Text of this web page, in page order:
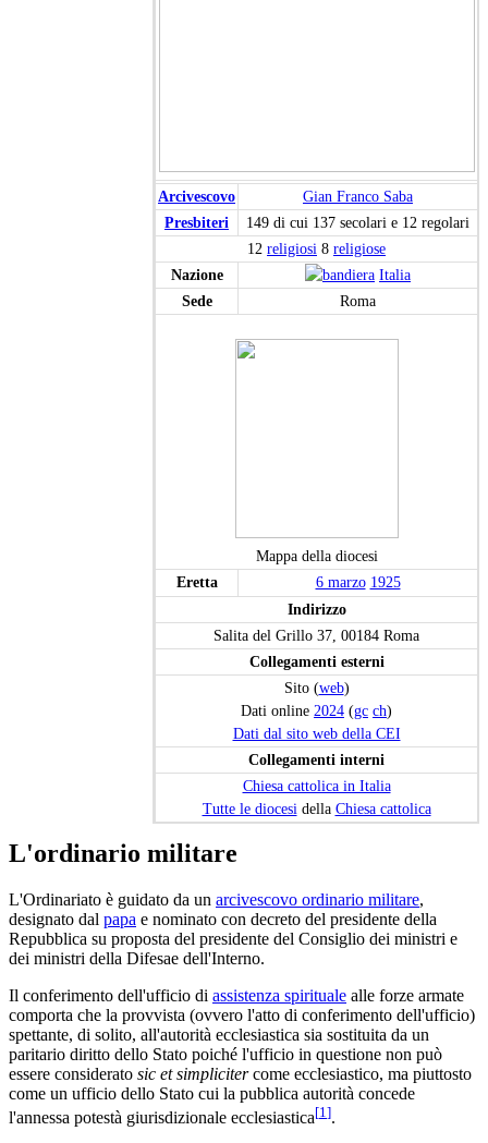
Arcivescovo
Gian Franco Saba
Presbiteri
149 di cui 137 secolari e 12 regolari
12 religiosi 8 religiose
Nazione
Italia
Sede
Roma
Mappa della diocesi
Eretta
6 marzo 1925
Indirizzo
Salita del Grillo 37, 00184 Roma
Collegamenti esterni
Sito (web)
Dati online 2024 (gc ch)
Dati dal sito web della CEI
Collegamenti interni
Chiesa cattolica in Italia
Tutte le diocesi della Chiesa cattolica
L'ordinario militare
L'Ordinariato è guidato da un arcivescovo ordinario militare,
designato dal papa e nominato con decreto del presidente della
Repubblica su proposta del presidente del Consiglio dei ministri e
dei ministri della Difesae dell'Interno.
Il conferimento dell'ufficio di assistenza spirituale alle forze armate
comporta che la provvista (ovvero l'atto di conferimento dell'ufficio)
spettante, di solito, all'autorità ecclesiastica sia sostituita da un
paritario diritto dello Stato poiché l'ufficio in questione non può
essere considerato sic et simplicitercome ecclesiastico, ma piuttosto
come un ufficio dello Stato cui la pubblica autorità concede
l'annessa potestà giurisdizionale ecclesiastica[1 ].